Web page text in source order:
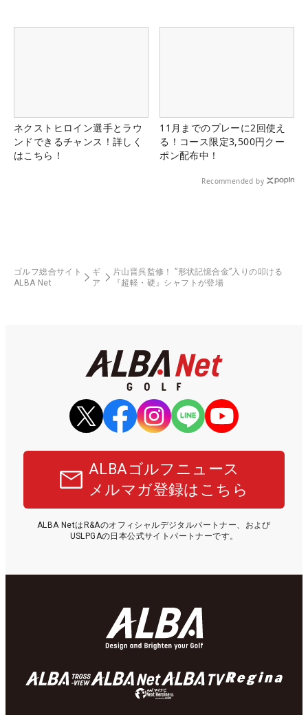
ネクストヒロイン選手とラウ
ンドできるチャンス！詳しく
はこちら！
11月までのプレーに2回使え
る！コース限定3,500円クー
ポン配布中！
Recommended by
ゴルフ総合サイト
ALBA Net
ギ
ア
片山晋呉監修！ ”形状記憶合金”入りの叩ける
『超軽・硬』シャフトが登場
ALBAゴルフニュース
メルマガ登録はこちら
ALBA NetはR&Aのオフィシャルデジタルパートナー、および
USLPGAの日本公式サイトパートナーです。